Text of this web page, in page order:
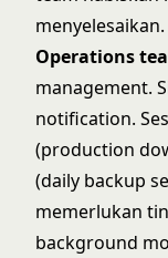
menyelesaikan.
Operations
management.
notification.
(production
(daily backup
memerlukan
background